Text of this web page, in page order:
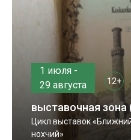
1 июля -
29 августа
12+
выставочная зона
Цикл выставок
нохчий»